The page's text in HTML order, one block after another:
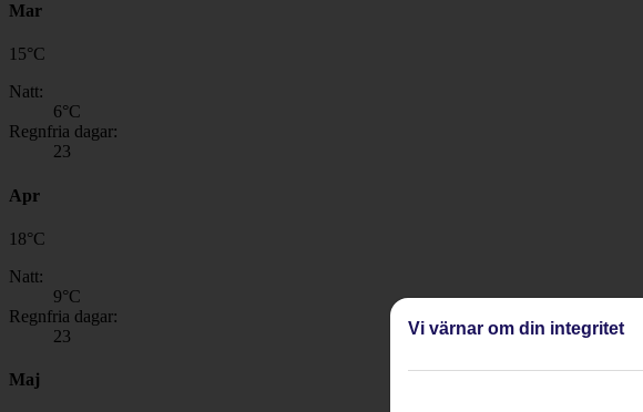
Mar
15°C
Natt:
6°C
Regnfria dagar:
23
Apr
18°C
Natt:
9°C
Regnfria dagar:
23
Maj
Vi värnar om din integritet